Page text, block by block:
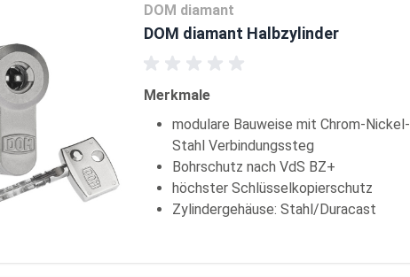
DOM diamant
DOM diamant Halbzylinder
Merkmale
modulare Bauweise mit Chrom-Nickel-
Stahl Verbindungssteg
Bohrschutz nach VdS BZ+
höchster Schlüsselkopierschutz
Zylindergehäuse: Stahl/Duracast